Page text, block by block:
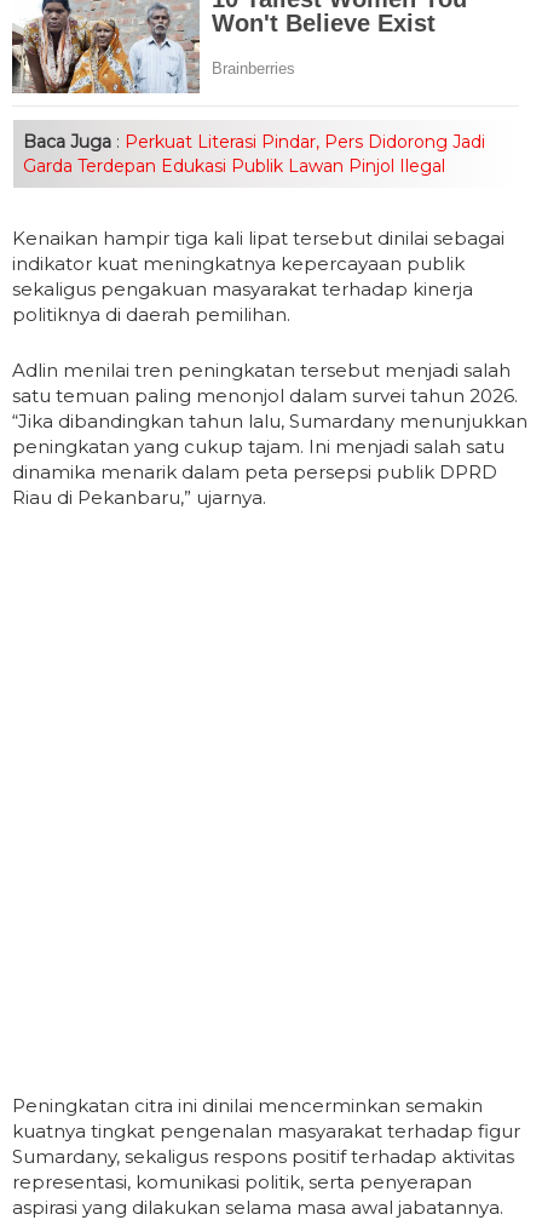
Baca Juga : Perkuat Literasi Pindar, Pers Didorong Jadi
Garda Terdepan Edukasi Publik Lawan Pinjol Ilegal
Kenaikan hampir tiga kali lipat tersebut dinilai sebagai
indikator kuat meningkatnya kepercayaan publik
sekaligus pengakuan masyarakat terhadap kinerja
politiknya di daerah pemilihan.
Adlin menilai tren peningkatan tersebut menjadi salah
satu temuan paling menonjol dalam survei tahun 2026.
“Jika dibandingkan tahun lalu, Sumardany menunjukkan
peningkatan yang cukup tajam. Ini menjadi salah satu
dinamika menarik dalam peta persepsi publik DPRD
Riau di Pekanbaru,” ujarnya.
Peningkatan citra ini dinilai mencerminkan semakin
kuatnya tingkat pengenalan masyarakat terhadap figur
Sumardany, sekaligus respons positif terhadap aktivitas
representasi, komunikasi politik, serta penyerapan
aspirasi yang dilakukan selama masa awal jabatannya.